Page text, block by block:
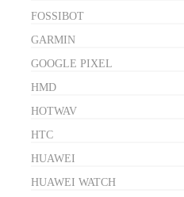
FOSSIBOT
GARMIN
GOOGLE PIXEL
HMD
HOTWAV
HTC
HUAWEI
HUAWEI WATCH